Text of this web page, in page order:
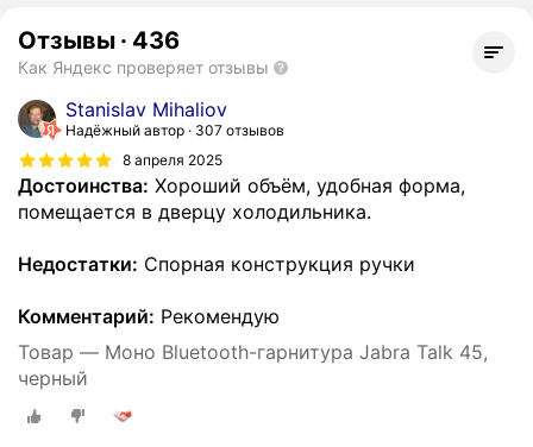
Отзывы · 436
Как Яндекс проверяет отзывы
Stanislav Mihaliov
Надёжный автор
307 отзывов
8 апреля 2025
Достоинства: Хороший объём, удобная форма,
помещается в дверцу холодильника.
Недостатки: Спорная конструкция ручки
Комментарий: Рекомендую
Товар — Моно Bluetooth-гарнитура Jabra Talk 45,
черный